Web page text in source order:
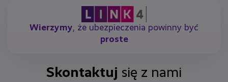
Wierzymy, że ubezpieczenia powinny być
proste
Skontaktuj się z nami